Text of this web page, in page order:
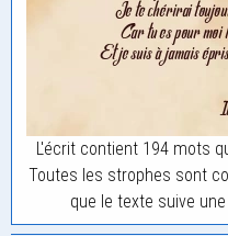
L'écrit contient 194 mots
Toutes les strophes sont
que le texte suive